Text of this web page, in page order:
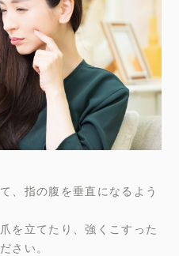
、指の腹を垂直になるよう
を立てたり、強くこすった
さい。